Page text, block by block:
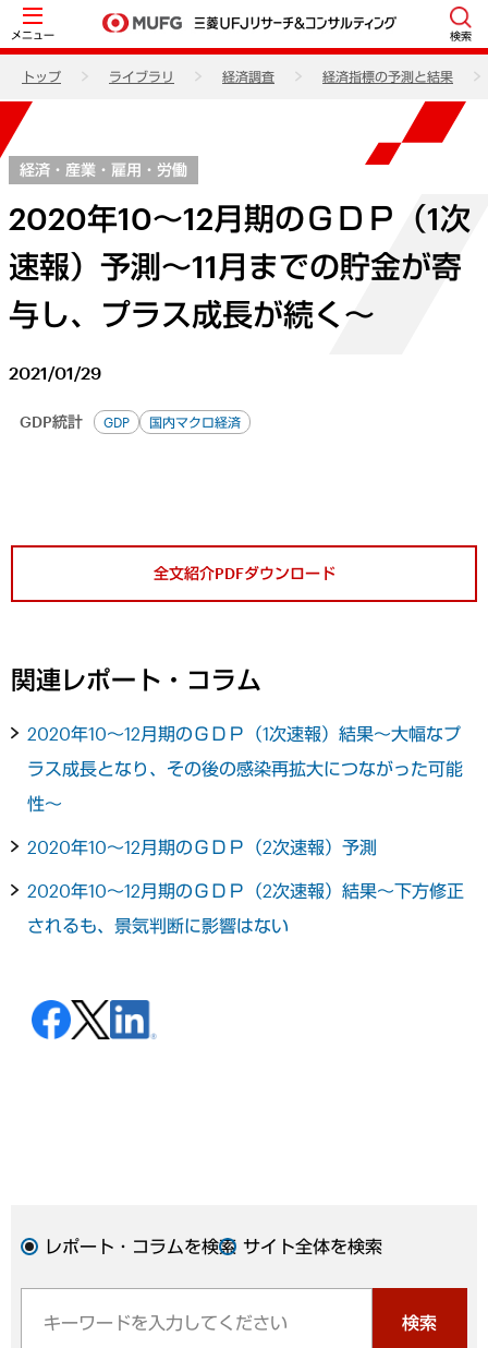
メニュー 検索
トップ ライブラリ 経済調査 経済指標の予測と結果
経済・産業・雇用・労働
2020年10～12月期のＧＤＰ（1次
速報）予測～11月までの貯金が寄
与し、プラス成長が続く～
2021/01/29
GDP統計 GDP 国内マクロ経済
全文紹介PDFダウンロード
関連レポート・コラム
2020年10～12月期のＧＤＰ（1次速報）結果～大幅なプ
ラス成長となり、その後の感染再拡大につながった可能
性～
2020年10～12月期のＧＤＰ（2次速報）予測
2020年10～12月期のＧＤＰ（2次速報）結果～下方修正
されるも、景気判断に影響はない
レポート・コラムを検索 サイト全体を検索
検索